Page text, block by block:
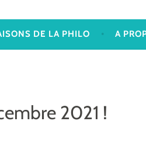
DE LA PHILO A
2021 !